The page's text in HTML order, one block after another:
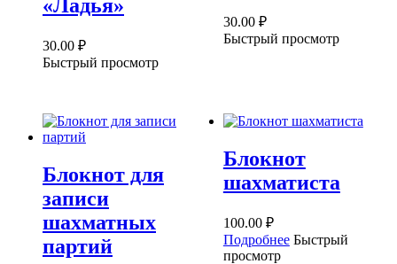
«Ладья»
30.00 ₽
Быстрый просмотр
30.00 ₽
Быстрый просмотр
Блокнот для
записи
шахматных
партий
Блокнот
шахматиста
100.00 ₽
Подробнее Быстрый
просмотр